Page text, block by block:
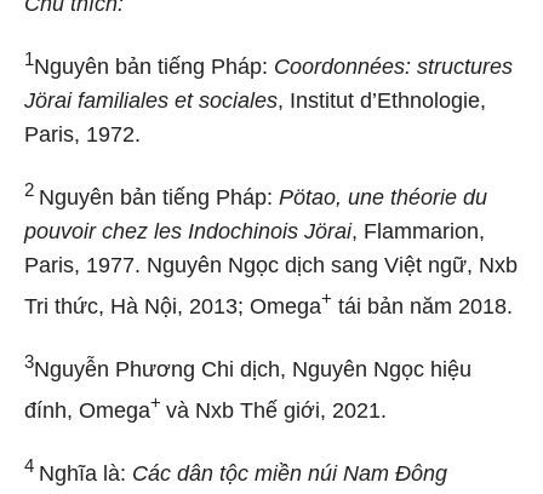
1Nguyên bản tiếng Pháp: Coordonnées: structures
Jörai familiales et sociales, Institut d’Ethnologie,
Paris, 1972.
2 Nguyên bản tiếng Pháp: Pötao, une théorie du
pouvoir chez les Indochinois Jörai, Flammarion,
Paris, 1977. Nguyên Ngọc dịch sang Việt ngữ, Nxb
Tri thức, Hà Nội, 2013; Omega+ tái bản năm 2018.
3Nguyễn Phương Chi dịch, Nguyên Ngọc hiệu
đính, Omega+ và Nxb Thế giới, 2021.
4 Nghĩa là: Các dân tộc miền núi Nam Đông